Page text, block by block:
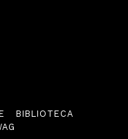
BIBLIOTECA